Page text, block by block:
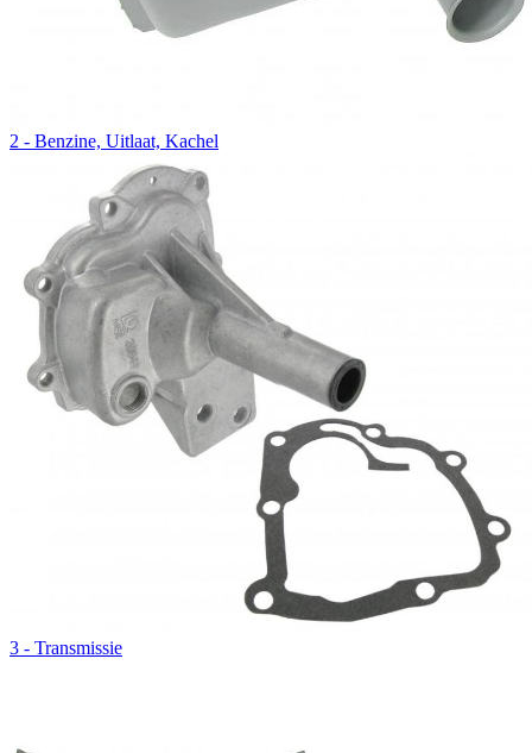
2 - Benzine, Uitlaat, Kachel
3 - Transmissie